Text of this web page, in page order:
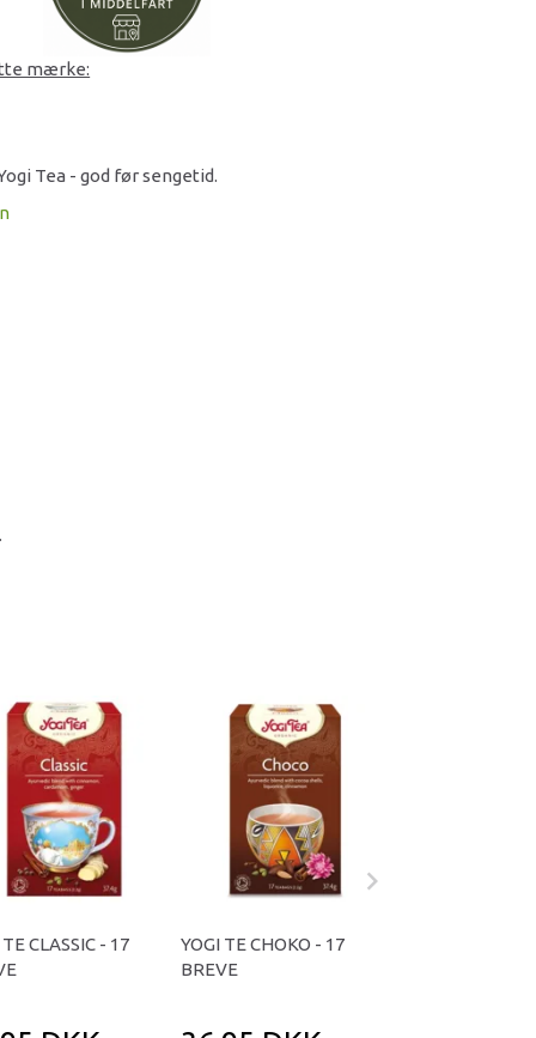
mærke:
Tea - god før sengetid.
CLASSIC - 17
YOGI TE CHOKO - 17
BREVE